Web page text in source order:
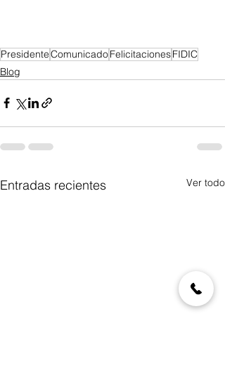
PresidenteComunicadoFelicitacionesFIDIC
Blog
Entradas recientes Ver todo